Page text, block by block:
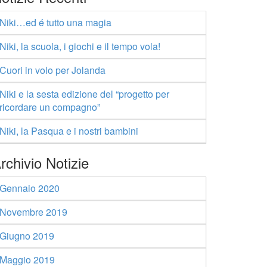
Niki…ed é tutto una magia
Niki, la scuola, i giochi e il tempo vola!
Cuori in volo per Jolanda
Niki e la sesta edizione del “progetto per
ricordare un compagno”
Niki, la Pasqua e i nostri bambini
Notizie
Gennaio 2020
Novembre 2019
Giugno 2019
Maggio 2019